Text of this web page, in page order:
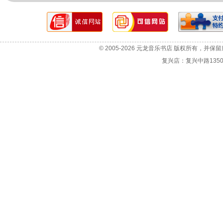
网站故障报告
选机咨询
投诉与建议
© 2005-2026 元龙音乐书店 版权所有，并保留
复兴店：复兴中路